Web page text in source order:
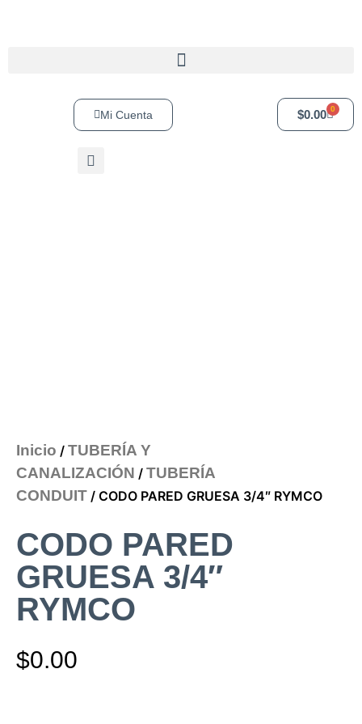
Mi Cuenta $0.00 0
Inicio / TUBERÍA Y
CANALIZACIÓN / TUBERÍA
CONDUIT / CODO PARED GRUESA 3/4″ RYMCO
CODO PARED
GRUESA 3/4″
RYMCO
$0.00